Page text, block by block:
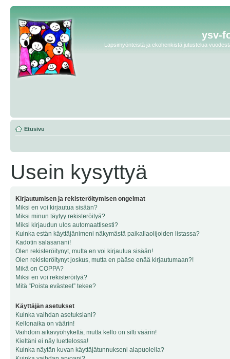
ysv-
Lapsimyönteistä ja ekohenkistä jutustelua
Etusivu
Usein kysyttyä
Kirjautumisen ja rekisteröitymisen ongelmat
Miksi en voi kirjautua sisään?
Miksi minun täytyy rekisteröityä?
Miksi kirjaudun ulos automaattisesti?
Kuinka estän käyttäjänimeni näkymästä paikallaolijoiden listassa?
Kadotin salasanani!
Olen rekisteröitynyt, mutta en voi kirjautua sisään!
Olen rekisteröitynyt joskus, mutta en pääse enää kirjautumaan?!
Mikä on COPPA?
Miksi en voi rekisteröityä?
Mitä “Poista evästeet” tekee?
Käyttäjän asetukset
Kuinka vaihdan asetuksiani?
Kellonaika on väärin!
Vaihdoin aikavyöhykettä, mutta kello on silti väärin!
Kieltäni ei näy luettelossa!
Kuinka näytän kuvan käyttäjätunnukseni alapuolella?